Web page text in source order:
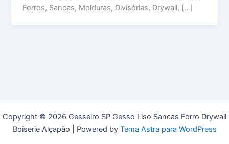
Forros, Sancas, Molduras, Divisórias, Drywall, […]
Copyright © 2026 Gesseiro SP Gesso Liso Sancas Forro Drywall
Boiserie Alçapão | Powered by Tema Astra para WordPress